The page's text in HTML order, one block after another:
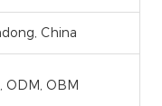
China
ODM, OBM